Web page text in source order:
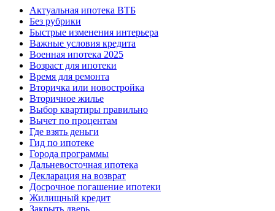
Актуальная ипотека ВТБ
Без рубрики
Быстрые изменения интерьера
Важные условия кредита
Военная ипотека 2025
Возраст для ипотеки
Время для ремонта
Вторичка или новостройка
Вторичное жилье
Выбор квартиры правильно
Вычет по процентам
Где взять деньги
Гид по ипотеке
Города программы
Дальневосточная ипотека
Декларация на возврат
Досрочное погашение ипотеки
Жилищный кредит
Закрыть дверь